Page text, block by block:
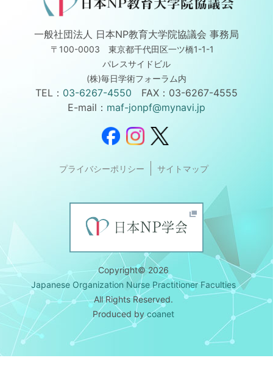
一般社団法人 日本NP教育大学院協議会 事務局
〒100-0003 東京都千代田区一ツ橋1-1-1
パレスサイドビル
(株)毎日学術フォーラム内
TEL： 03-6267-4550 FAX：03-6267-4555
E-mail： maf-jonpf@mynavi.jp
プライバシーポリシー サイトマップ
Copyright© 2026
Japanese Organization Nurse Practitioner Faculties
All Rights Reserved.
Produced bycoanet